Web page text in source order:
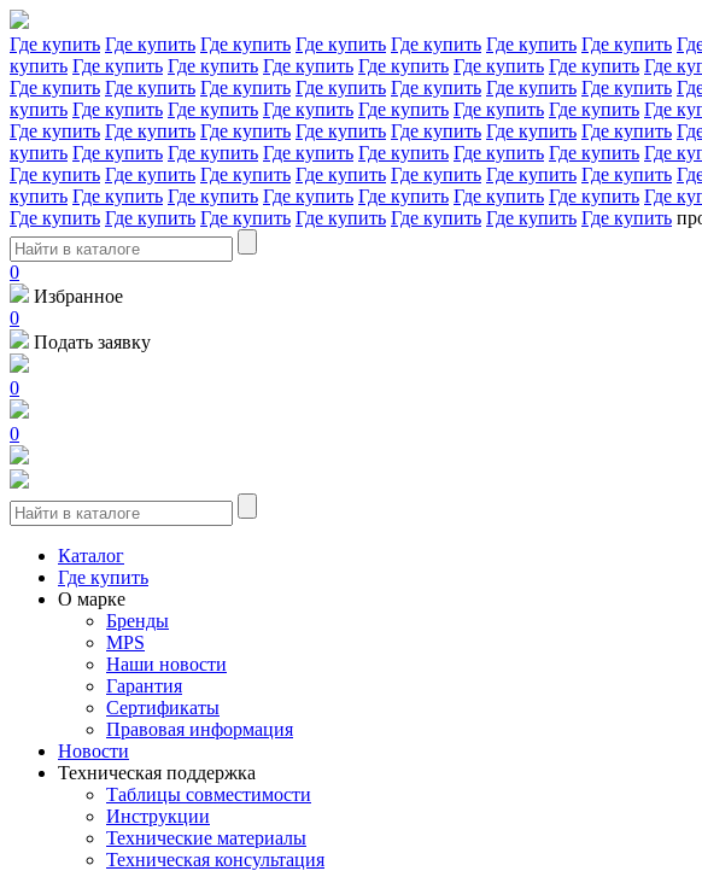
Где купить Где купить Где купить Где купить Где купить Где купить Где купить
купить Где купить Где купить Где купить Где купить Где купить Где купить Где
Где купить Где купить Где купить Где купить Где купить Где купить Где купить
купить Где купить Где купить Где купить Где купить Где купить Где купить Где
Где купить Где купить Где купить Где купить Где купить Где купить Где купить
купить Где купить Где купить Где купить Где купить Где купить Где купить Где
Где купить Где купить Где купить Где купить Где купить Где купить Где купить
купить Где купить Где купить Где купить Где купить Где купить Где купить Где
Где купить Где купить Где купить Где купить Где купить Где купить Где купить
0
Избранное
0
Подать заявку
0
0
Каталог
Где купить
О марке
Бренды
MPS
Наши новости
Гарантия
Сертификаты
Правовая информация
Новости
Техническая поддержка
Таблицы совместимости
Инструкции
Технические материалы
Техническая консультация